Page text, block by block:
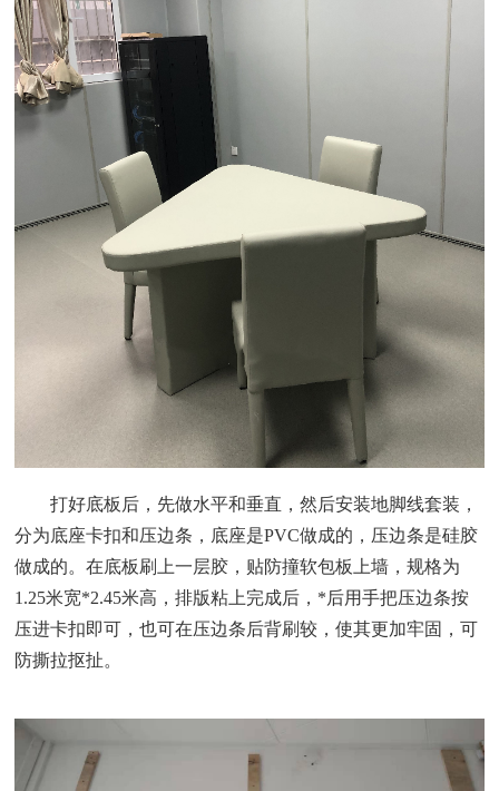
打好底板后，先做水平和垂直，然后安装地脚线套装，
分为底座卡扣和压边条，底座是PVC做成的，压边条是硅胶
做成的。在底板刷上一层胶，贴防撞软包板上墙，规格为
1.25米宽*2.45米高，排版粘上完成后， *后用手把压边条按
压进卡扣即可，也可在压边条后背刷较，使其更加牢固，可
防撕拉抠扯。